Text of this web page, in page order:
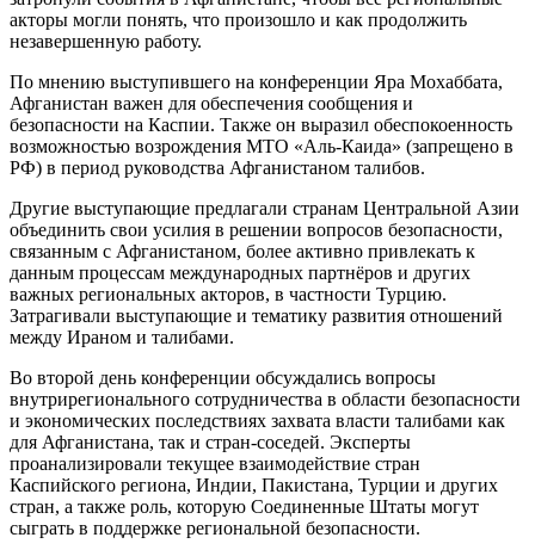
акторы могли понять, что произошло и как продолжить
незавершенную работу.
По мнению выступившего на конференции Яра Мохаббата,
Афганистан важен для обеспечения сообщения и
безопасности на Каспии. Также он выразил обеспокоенность
возможностью возрождения МТО «Аль-Каида» (запрещено в
РФ) в период руководства Афганистаном талибов.
Другие выступающие предлагали странам Центральной Азии
объединить свои усилия в решении вопросов безопасности,
связанным с Афганистаном, более активно привлекать к
данным процессам международных партнёров и других
важных региональных акторов, в частности Турцию.
Затрагивали выступающие и тематику развития отношений
между Ираном и талибами.
Во второй день конференции обсуждались вопросы
внутрирегионального сотрудничества в области безопасности
и экономических последствиях захвата власти талибами как
для Афганистана, так и стран-соседей. Эксперты
проанализировали текущее взаимодействие стран
Каспийского региона, Индии, Пакистана, Турции и других
стран, а также роль, которую Соединенные Штаты могут
сыграть в поддержке региональной безопасности.